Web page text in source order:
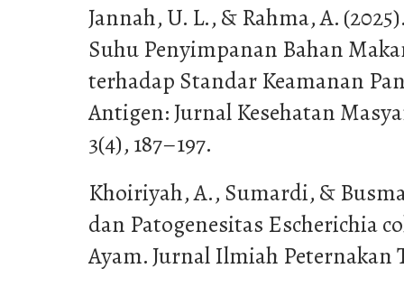
Jannah, U. L., & Rahma, A.
Suhu Penyimpanan Bahan
terhadap Standar Keamanan
Antigen: Jurnal Kesehatan
3(4), 187–197.
Khoiriyah, A., Sumardi, &
dan Patogenesitas Escherichia
Ayam. Jurnal Ilmiah Peternakan